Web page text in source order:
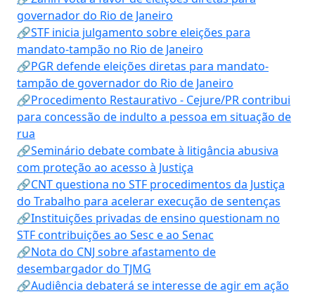
governador do Rio de Janeiro
🔗STF inicia julgamento sobre eleições para
mandato-tampão no Rio de Janeiro
🔗PGR defende eleições diretas para mandato-
tampão de governador do Rio de Janeiro
🔗Procedimento Restaurativo - Cejure/PR contribui
para concessão de indulto a pessoa em situação de
rua
🔗Seminário debate combate à litigância abusiva
com proteção ao acesso à Justiça
🔗CNT questiona no STF procedimentos da Justiça
do Trabalho para acelerar execução de sentenças
🔗Instituições privadas de ensino questionam no
STF contribuições ao Sesc e ao Senac
🔗Nota do CNJ sobre afastamento de
desembargador do TJMG
🔗Audiência debaterá se interesse de agir em ação